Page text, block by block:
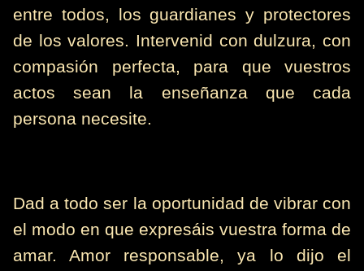
entre todos, los guardianes y protectores
de los valores. Intervenid con dulzura, con
compasión perfecta, para que vuestros
actos sean la enseñanza que cada
persona necesite.
Dad a todo ser la oportunidad de vibrar con
el modo en que expresáis vuestra forma de
amar. Amor responsable, ya lo dijo el